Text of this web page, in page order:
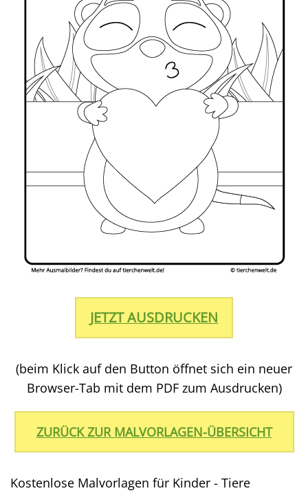
JETZT AUSDRUCKEN
(beim Klick auf den Button öffnet sich ein neuer
Browser-Tab mit dem PDF zum Ausdrucken)
ZURÜCK ZUR MALVORLAGEN-ÜBERSICHT
Kostenlose Malvorlagen für Kinder - Tiere